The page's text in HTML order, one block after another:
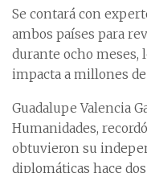
Se contará con
ambos países para
durante ocho meses,
impacta a millones
Guadalupe Valencia
Humanidades,
obtuvieron su
diplomáticas hace